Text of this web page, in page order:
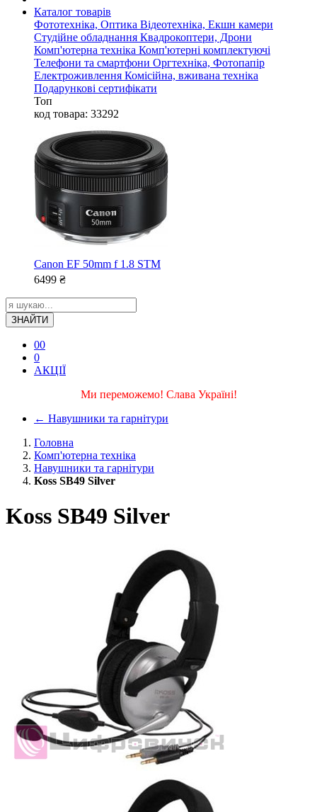
Каталог товарів
Фототехніка, Оптика Відеотехніка, Екшн камери
Студійне обладнання Квадрокоптери, Дрони
Комп'ютерна техніка Комп'ютерні комплектуючі
Телефони та смартфони Оргтехніка, Фотопапір
Електроживлення Комісійна, вживана техніка
Подарункові сертифікати
Топ
код товара: 33292
Canon EF 50mm f 1.8 STM
6499 ₴
ЗНАЙТИ
00
0
АКЦІЇ
Ми переможемо! Слава Україні!
← Навушники та гарнітури
Головна
Комп'ютерна техніка
Навушники та гарнітури
Koss SB49 Silver
Koss SB49 Silver